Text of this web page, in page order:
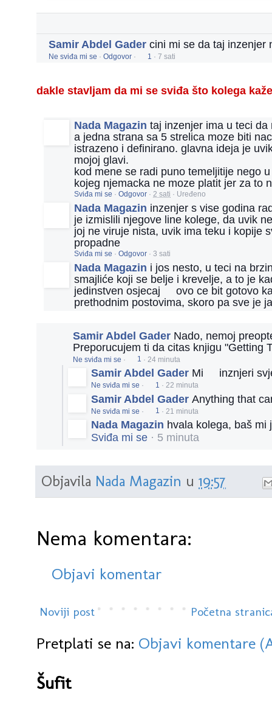
Samir Abdel Gader cini mi se da taj
Ne sviđa mi se · Odgovor · 1 · 7 sati
dakle stavljam da mi se sviđa što kolega
Nada Magazin taj inzenjer ima u teci
a jedna strana sa 5 strelica moze biti
istrazeno i definirano. glavna ideja je
mojoj glavi.
kod mene se radi puno temeljitije nego
kojeg njemacka ne moze platit jer za to
Sviđa mi se · Odgovor · 2 sati · Uređeno
Nada Magazin inzenjer s vise godina
je izmislili njegove line kolege, da uvik
joj ne viruje nista, uvik ima teku i kopije
propadne
i
e
e
m
o
t
i
Sviđa mi se · Odgovor · 3 sati
Nada Magazin i jos nesto, u teci na
smajliće koji se belje i krevelje, a to je
jedinstven osjecaj
i
m
o
t
c
o
n
ovo ce bit gotovo
prethodnim postovima, skoro pa sve je
Samir Abdel Gader Nado, nemoj
Preporucujem ti da citas knjigu "Getting
Ne sviđa mi se · 1 · 24 minuta
Samir Abdel Gader Mi
e
e
o
t
inznjeri
Ne sviđa mi se · 1 · 22 minuta
Samir Abdel Gader Anything that
Ne sviđa mi se · 1 · 21 minuta
Nada Magazin hvala kolega, baš
Sviđa mi se · 5 minuta
Objavila Nada Magazin u 19:57
Nema komentara:
Objavi komentar
Noviji post Početna
Pretplati se na: Objavi komentare
Šufit